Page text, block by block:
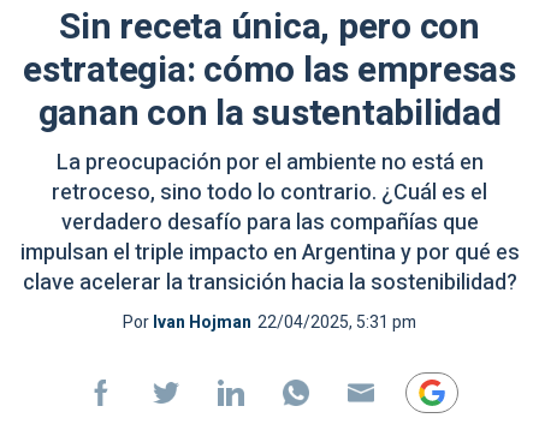
Sin receta única, pero con
estrategia: cómo las empresas
ganan con la sustentabilidad
La preocupación por el ambiente no está en
retroceso, sino todo lo contrario. ¿Cuál es el
verdadero desafío para las compañías que
impulsan el triple impacto en Argentina y por qué es
clave acelerar la transición hacia la sostenibilidad?
PorIvan Hojman 22/04/2025, 5:31 pm